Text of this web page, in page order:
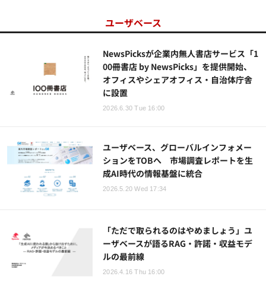
ユーザベース
NewsPicksが企業内無人書店サービス「1
00冊書店 by NewsPicks」を提供開始、
オフィスやシェアオフィス・自治体庁舎
に設置
2026.6.30 Tue 16:00
ユーザベース、グローバルインフォメー
ションをTOBへ 市場調査レポートを生
成AI時代の情報基盤に統合
2026.5.20 Wed 17:34
「ただで取られるのはやめましょう」ユ
ーザベースが語るRAG・許諾・収益モデ
ルの最前線
2026.4.16 Thu 16:00